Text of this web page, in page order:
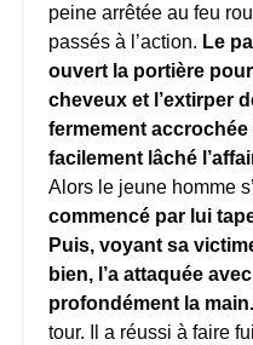
peine arrêtée au feu
passés à l’action. Le
ouvert la portière
cheveux et l’extirper
fermement accrochée
facilement lâché
Alors le jeune homme
commencé par lui
Puis, voyant sa
bien, l’a attaquée
profondément la main.
tour. Il a réussi à faire